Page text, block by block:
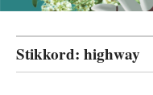
Stikkord: highway